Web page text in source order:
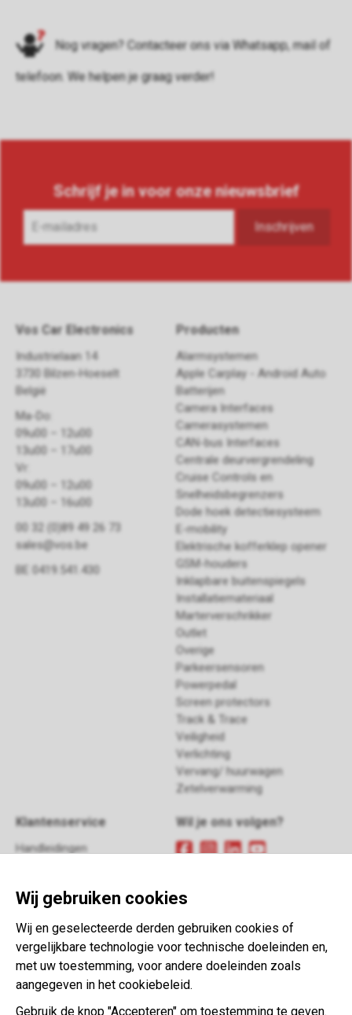
Nog vragen? Contacteer ons via Whatsapp,mailof
telefoon. We helpen je graag verder!
Schrijf je in voor onze nieuwsbrief
Vos Car Electronics
Industrielaan 14
3730 Bilzen-Hoeselt
België
Ma-Do:
09u00 – 12u00
13u00 – 17u00
Vr:
09u00 – 12u00
13u00 – 16u00
00 32 (0)89 49 26 73
sales@vos.be
BE 0419.541.430
Producten
Alarmsystemen
Apple Carplay - Android Auto
Batterijen
Camera Interfaces
Camerasystemen
CAN-bus Interfaces
Centrale deurvergrendeling
Cruise Controls en
Snelheidsbegrenzers
Dode hoek detectiesysteem
E-mobility
Elektrische kofferklep opener
GSM-houders
Inklapbare buitenspiegels
Installatiemateriaal
Marterverschrikker
Outlet
Overige
Parkeersensoren
Powerpedal
Screen protectors
Track & Trace
Veiligheid
Verlichting
Vervang/ huurwagen
Zetelverwarming
Klantenservice
Handleidingen
Contact
Wil je ons volgen?
nieuwsbrief
This website is developed with the
support of:
Wij gebruiken cookies
Wij en geselecteerde derden gebruiken cookies of
vergelijkbare technologie voor technische doeleinden en,
met uw toestemming, voor andere doeleinden zoals
aangegeven in het cookiebeleid.
Gebruik de knop "Accepteren" om toestemming te geven.